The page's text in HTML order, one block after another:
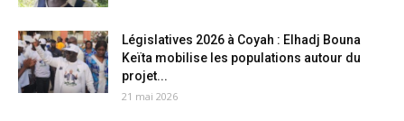
Législatives 2026 à Coyah : Elhadj Bouna
Keïta mobilise les populations autour du
projet...
21 mai 2026